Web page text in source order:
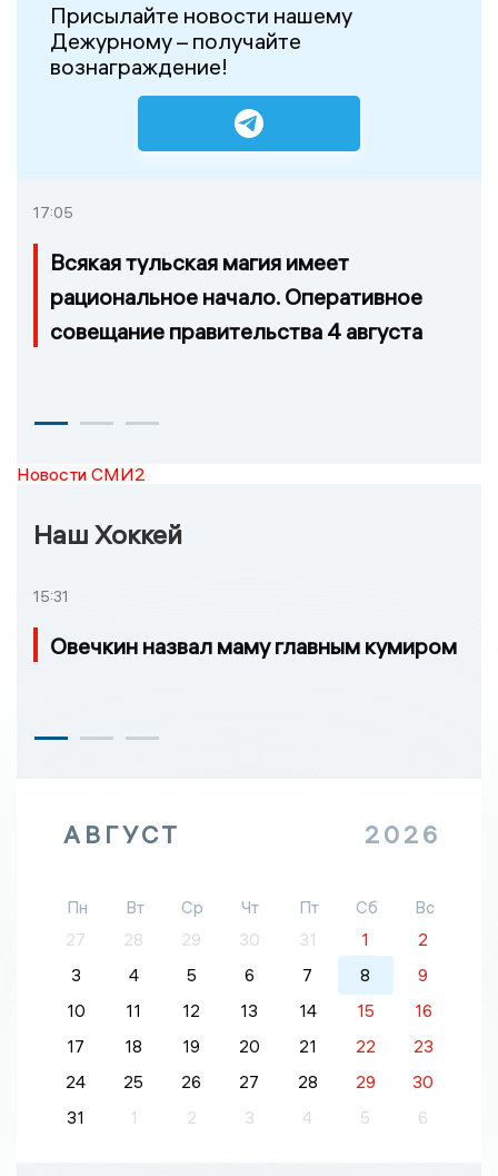
Присылайте новости нашему
Дежурному – получайте
вознаграждение!
17:05
Всякая тульская магия имеет
рациональное начало. Оперативное
совещание правительства 4 августа
Новости СМИ2
Наш Хоккей
15:31
Овечкин назвал маму главным кумиром
АВГУСТ 2026
Пн Вт Ср Чт Пт Сб
Вс
27
28 29 30 31 1
2
3
4 5 6 7 8
9
10
11 12 13 14 15
16
17
18 19 20 21 22
23
24
25 26 27 28 29
30
31
1 2 3 4 5 6